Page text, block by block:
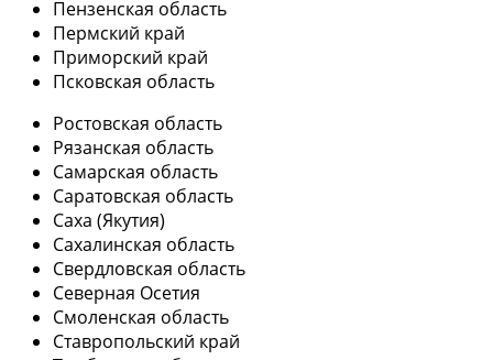
Пензенская область
Пермский край
Приморский край
Псковская область
Ростовская область
Рязанская область
Самарская область
Саратовская область
Саха (Якутия)
Сахалинская область
Свердловская область
Северная Осетия
Смоленская область
Ставропольский край